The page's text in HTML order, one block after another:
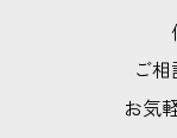
ご
お気